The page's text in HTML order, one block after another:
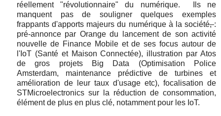
réellement "révolutionnaire" du numérique. Ils ne
manquent pas de souligner quelques exemples
frappants d'apports majeurs du numérique à la société,:
pré-annonce par Orange du lancement de son activité
nouvelle de Finance Mobile et de ses focus autour de
l'IoT (Santé et Maison Connectée), illustration par Atos
de gros projets Big Data (Optimisation Police
Amsterdam, maintenance prédictive de turbines et
amélioration de leur taux d'usage etc), focalisation de
STMicroelectronics sur la réduction de consommation,
élément de plus en plus clé, notamment pour les IoT.